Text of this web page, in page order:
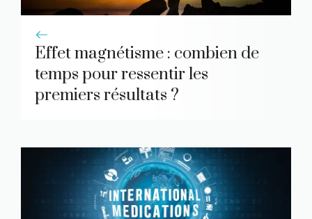
Effet magnétisme : combien de
temps pour ressentir les
premiers résultats ?